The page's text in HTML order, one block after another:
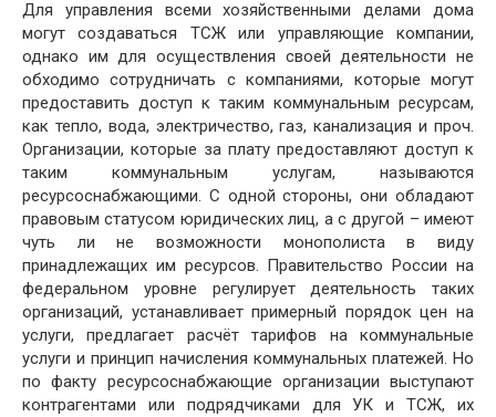
Для управления всеми хозяйственными делами дома
могут создаваться ТСЖ или управляющие компании,
однако им для осуществления своей деятельности не
обходимо сотрудничать с компаниями, которые могут
предоставить доступ к таким коммунальным ресурсам,
как тепло, вода, электричество, газ, канализация и проч.
Организации, которые за плату предоставляют доступ к
таким коммунальным услугам, называются
ресурсоснабжающими. С одной стороны, они обладают
правовым статусом юридических лиц, а с другой – имеют
чуть ли не возможности монополиста в виду
принадлежащих им ресурсов. Правительство России на
федеральном уровне регулирует деятельность таких
организаций, устанавливает примерный порядок цен на
услуги, предлагает расчёт тарифов на коммунальные
услуги и принцип начисления коммунальных платежей. Но
по факту ресурсоснабжающие организации выступают
контрагентами или подрядчиками для УК и ТСЖ, их